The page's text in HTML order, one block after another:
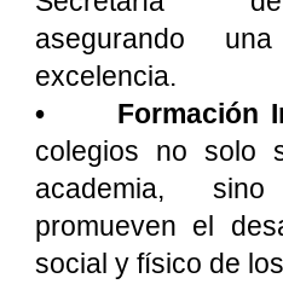
asegurando
excelencia.
•
Formación
colegios no solo
academia,
promueven el
social y físico de